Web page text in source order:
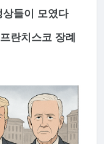
들이 모였다
란치스코 장례